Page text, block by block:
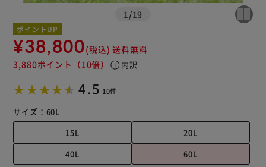
1 /19
ポイントUP
¥38,800(税込) 送料無料
3,880ポイント （10倍） info 内訳
4.5 10件
サイズ： 60L
15L
20L
40L
60L
※ご確認ください